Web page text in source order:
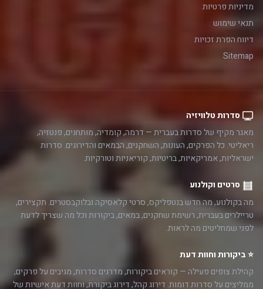
מדיניות פרטיות
תנאי שימוש
דיווח הפרת זכויות
Sitemap
סדרות טלוויזיה
מאגר מקיף של סדרות בעברית — דרמה, קומדיה, מותחנים, פנטזיה,
ריאליטי. כל הפרקים, העונות, השחקנים, הבמאים והדירוגים. סדרות
ישראליות, אמריקאיות, בריטיות, קוריאניות וטורקיות.
סרטים וקולנוע
מה בקולנוע, מה חדש בנטפליקס, סרטי קלאסיקה ובלוקבסטרים. תקצירים,
טריילרים בעברית, רשימת שחקנים, במאים, ביקורות וכל מה שצריך לדעת
לפני שמחליטים מה לראות.
⭐ ביקורות וחוות דעת
קהילת צופים פעילה — קוראים ביקורות, מדרגים סדרות, מגיבים על פרקים,
ממליצים על סדרות דומות. דירוג קהל, דירוג ביקורת, וחוות דעת אישיות של